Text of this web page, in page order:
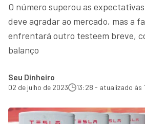
O número superou as
deve agradar ao mercado, mas a
enfrentará outro testeem breve,
balanço
Seu Dinheiro
02 de julho de 2023 13:28 - atualizado às